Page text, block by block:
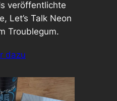
veröffentlichte
Let’s Talk Neon
Troublegum.
dazu